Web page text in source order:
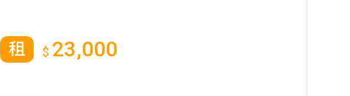
租 $ 23,000